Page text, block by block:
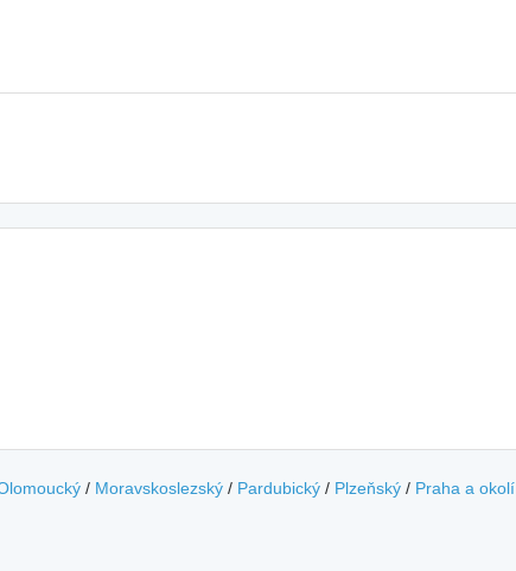
/ Moravskoslezský / Pardubický / Plzeňský / Praha a okolí